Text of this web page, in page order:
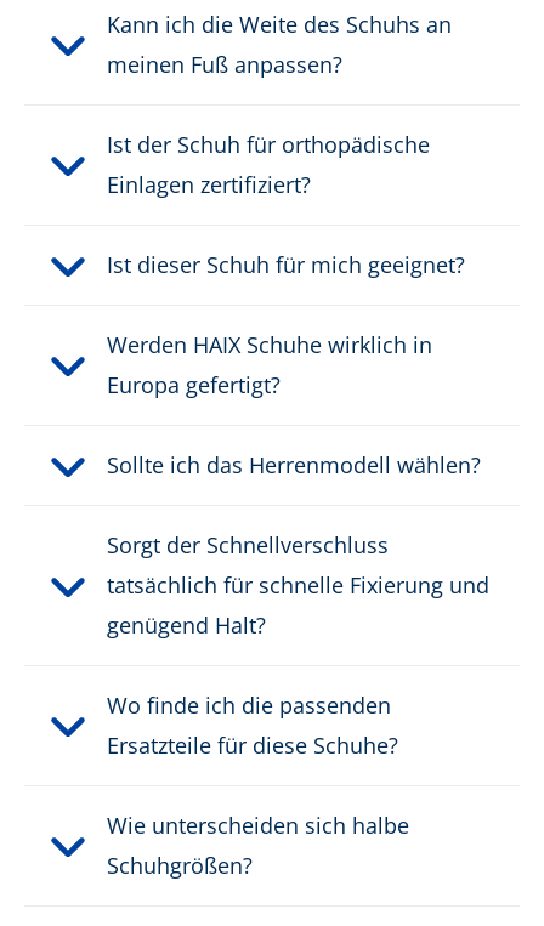
7,5 cm
niedrig
Obermaterial: Mikrofaser/Textil
Schutzklasse: S3
Verschluss: Schnellverschluss
Kann ich die Weite des Schuhs an
meinen Fuß anpassen?
Ist der Schuh für orthopädische
Einlagen zertifiziert?
Ist dieser Schuh für mich geeignet?
Werden HAIX Schuhe wirklich in
Europa gefertigt?
Sollte ich das Herrenmodell wählen?
Sorgt der Schnellverschluss
tatsächlich für schnelle Fixierung und
genügend Halt?
Wo finde ich die passenden
Ersatzteile für diese Schuhe?
Wie unterscheiden sich halbe
Schuhgrößen?